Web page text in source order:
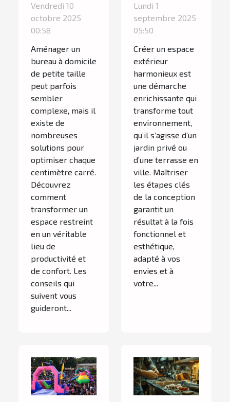
un petit
bureau à
domicile
Vendredi 10
octobre 2025
00:58
Aménager un
bureau à domicile
de petite taille
peut parfois
sembler
complexe, mais il
existe de
nombreuses
solutions pour
optimiser chaque
centimètre carré.
Découvrez
comment
transformer un
espace restreint
en un véritable
lieu de
productivité et
de confort. Les
conseils qui
suivent vous
guideront...
d'un espace
extérieur
Lundi 1
septembre 2025
05:50
Créer un espace
extérieur
harmonieux est
une démarche
enrichissante qui
transforme tout
environnement,
qu’il s’agisse d’un
jardin privé ou
d’une terrasse en
ville. Maîtriser
les étapes clés
de la conception
garantit un
résultat à la fois
fonctionnel et
esthétique,
adapté à vos
envies et à
votre...